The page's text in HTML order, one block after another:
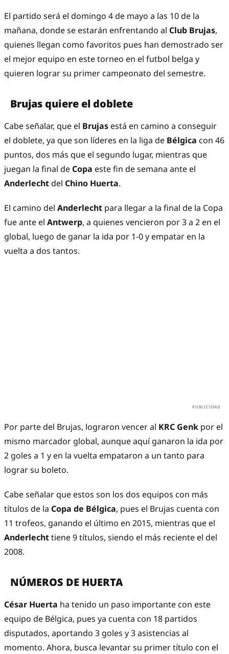
El partido será el domingo 4 de mayo a las 10 de la
mañana, donde se estarán enfrentando al Club Brujas,
quienes llegan como favoritos pues han demostrado ser
el mejor equipo en este torneo en el futbol belga y
quieren lograr su primer campeonato del semestre.
Brujas quiere el doblete
Cabe señalar, que el Brujas está en camino a conseguir
el doblete, ya que son líderes en la liga de Bélgica con 46
puntos, dos más que el segundo lugar, mientras que
juegan la final de Copa este fin de semana ante el
Anderlechtdel Chino Huerta.
El camino del Anderlecht para llegar a la final de la Copa
fue ante el Antwerp, a quienes vencieron por 3 a 2 en el
global, luego de ganar la ida por 1-0 y empatar en la
vuelta a dos tantos.
Por parte del Brujas, lograron vencer al KRC Genk por el
mismo marcador global, aunque aquí ganaron la ida por
2 goles a 1 y en la vuelta empataron a un tanto para
lograr su boleto.
Cabe señalar que estos son los dos equipos con más
títulos de la Copa de Bélgica, pues el Brujas cuenta con
11 trofeos, ganando el último en 2015, mientras que el
Anderlechttiene 9 títulos, siendo el más reciente el del
2008.
NÚMEROS DE HUERTA
César Huerta ha tenido un paso importante con este
equipo de Bélgica, pues ya cuenta con 18 partidos
disputados, aportando 3 goles y 3 asistencias al
momento. Ahora, busca levantar su primer título con el